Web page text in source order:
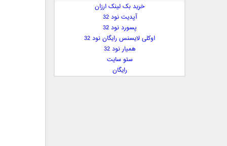
بهنام صفوی
پارسا چیلیک
خرید بک لینک ارزان
آپدیت نود 32
پسورد نود 32
اوکلی لایسنس رایگان نود 32
همیار نود 32
سئو سایت
رایگان